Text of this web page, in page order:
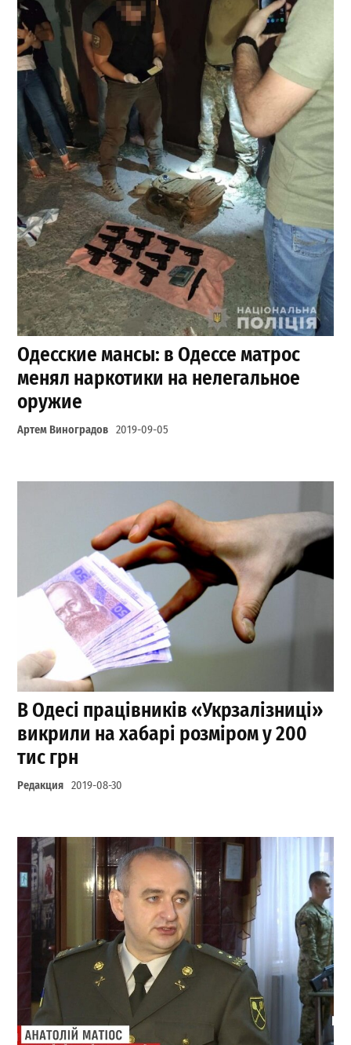
Одесские мансы: в Одессе матрос
менял наркотики на нелегальное
оружие
Артем Виноградов 2019-09-05
В Одесі працівників «Укрзалізниці»
викрили на хабарі розміром у 200
тис грн
Редакция 2019-08-30